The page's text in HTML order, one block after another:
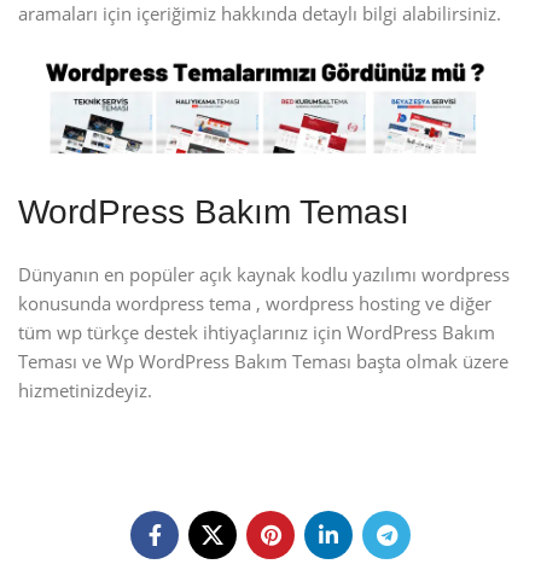
aramaları için içeriğimiz hakkında detaylı bilgi alabilirsiniz.
WordPress Bakım Teması
Dünyanın en popüler açık kaynak kodlu yazılımı wordpress
konusunda wordpress tema , wordpress hosting ve diğer
tüm wp türkçe destek ihtiyaçlarınız için WordPress Bakım
Teması ve Wp WordPress Bakım Teması başta olmak üzere
hizmetinizdeyiz.